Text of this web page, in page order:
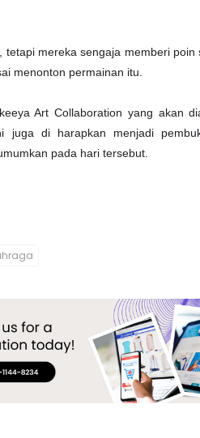
mereka sengaja memberi poin
menonton permainan itu.
Art Collaboration yang akan
juga di harapkan menjadi
pada hari tersebut.